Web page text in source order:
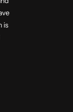
is